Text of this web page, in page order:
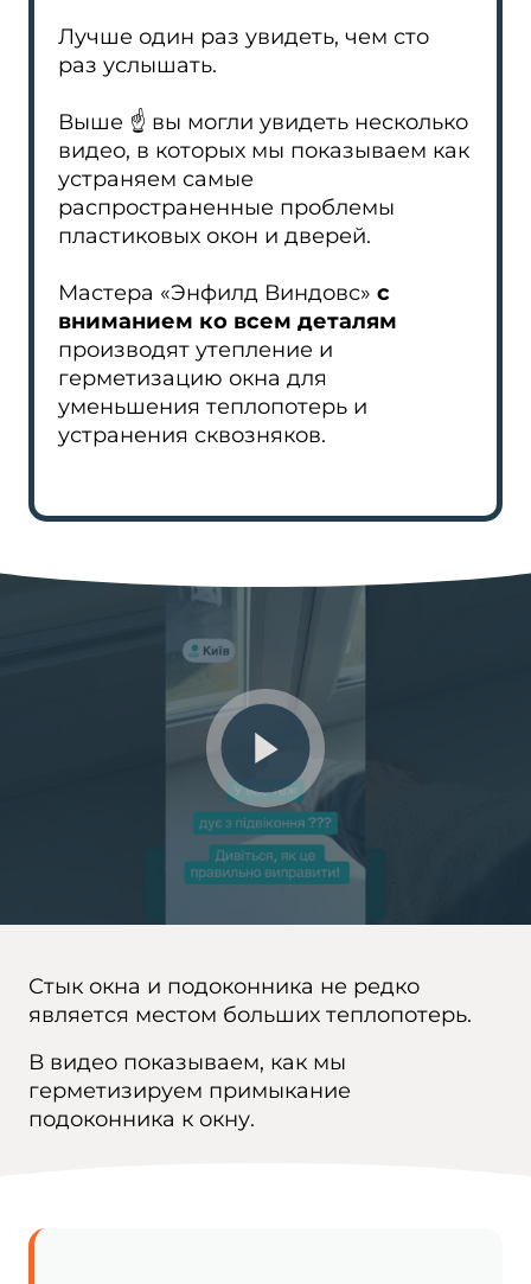
Лучше один раз увидеть, чем сто
раз услышать.
Выше ☝️ вы могли увидеть несколько
видео, в которых мы показываем как
устраняем самые
распространенные проблемы
пластиковых окон и дверей.
Мастера «Энфилд Виндовс» с
вниманием ко всем деталям
производят утепление и
герметизацию окна для
уменьшения теплопотерь и
устранения сквозняков.
Стык окна и подоконника не редко
является местом больших теплопотерь.
В видео показываем, как мы
герметизируем примыкание
подоконника к окну.